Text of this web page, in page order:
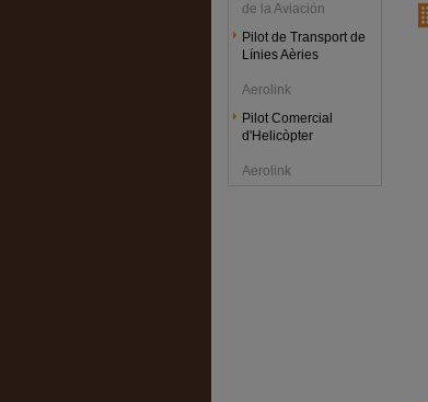
de la Aviación
Pilot de Transport de
Línies Aèries
Aerolink
Pilot Comercial
d'Helicòpter
Aerolink